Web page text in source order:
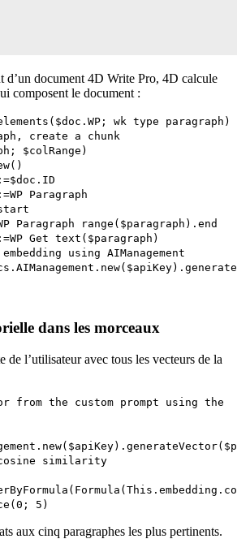
d’un document 4D Write Pro, 4D calcule
composent le document :
( $doc . WP ; wk type paragraph )
create a chunk
; $colRange )
()
:=$doc . ID
:=WP Paragraph
Paragraph range ( $paragraph ). end
:=WP Get text ( $paragraph )
using AIManagement
. AIManagement . new( $apiKey).
dans les morceaux
de l’utilisateur avec tous les vecteurs de la
from the custom prompt using the
. new( $apiKey). generateVector(
similarity
( Formula (This . embedding .
(0; 5)
aux cinq paragraphes les plus pertinents.